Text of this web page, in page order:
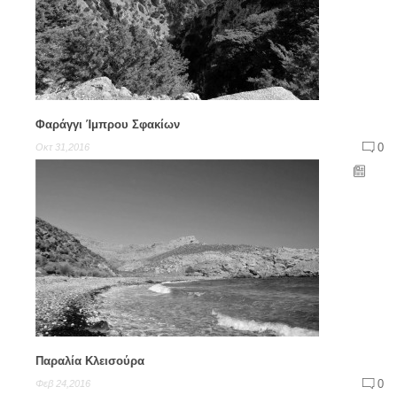
Φαράγγι Ίμπρου Σφακίων
Οκτ 31,2016 0
Παραλία Κλεισούρα
Φεβ 24,2016 0